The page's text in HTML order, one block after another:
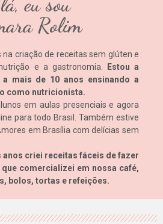
Rolim
na criação de receitas sem glúten e
e a gastronomia.
Estou a
mais de 10 anos ensinando a
como nutricionista.
em aulas presenciais e agora
para todo Brasil. Também estive
em Brasília com delícias sem
anos criei receitas fáceis de fazer
comercializei em nossa café,
bolos, tortas e refeições.